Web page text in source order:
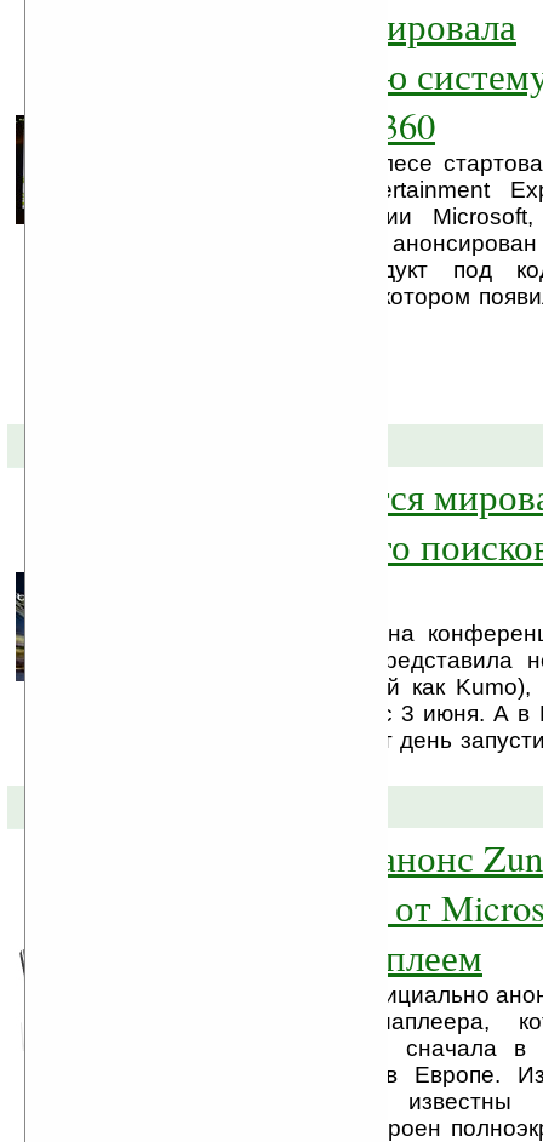
Microsoft анонсировала
революционную
Natal для Xbox 360
Сегодня в Лос-Анджелесе
2009 (Electronic Entertainment
конференции компании
рамках E3 2009, был
революционный продукт под
Project Natal, слухи о котором
3 июня состоится
премьера нового
Корпорация Microsoft на
Digital официально представила
Bing (ранее известный как
работать в США уже с 3 июня. А в
странах Европы в этот день
Официальный анонс
первого плеера от
сенсорным дисплеем
Копанией Microsoft официально
Zune HD — медиаплеера,
появиться в продаже сначала
осенью, а потом и в Европе. Из
новинки пока что известны
медиаплеер будет встроен